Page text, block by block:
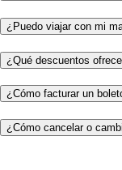
¿Puedo viajar con mi
¿Qué descuentos
¿Cómo facturar un
¿Cómo cancelar o